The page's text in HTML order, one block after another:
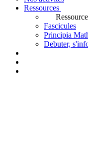
Ressources
Fascicules
Principia
Debuter,